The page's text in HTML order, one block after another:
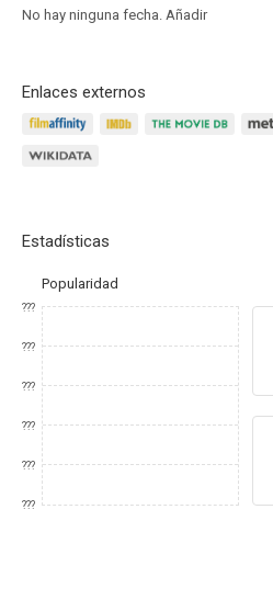
No hay ninguna fecha. Añadir
Enlaces externos
Estadísticas
Popularidad
???
???
???
???
???
???